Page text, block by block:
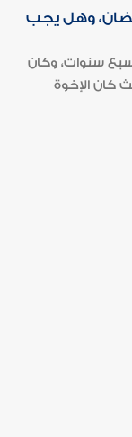
وهل يجب
سنوات، وكان
كان الإخوة